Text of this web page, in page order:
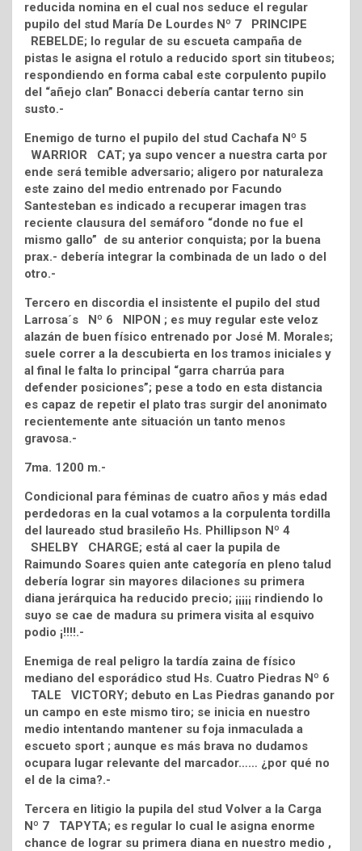
reducida nomina en el cual nos seduce el regular
pupilo del stud María De Lourdes Nº 7 PRINCIPE
REBELDE; lo regular de su escueta campaña de
pistas le asigna el rotulo a reducido sport sin titubeos;
respondiendo en forma cabal este corpulento pupilo
del “añejo clan” Bonacci debería cantar terno sin
susto.-
Enemigo de turno el pupilo del stud Cachafa Nº 5
WARRIOR CAT; ya supo vencer a nuestra carta por
ende será temible adversario; aligero por naturaleza
este zaino del medio entrenado por Facundo
Santesteban es indicado a recuperar imagen tras
reciente clausura del semáforo “donde no fue el
mismo gallo” de su anterior conquista; por la buena
prax.- debería integrar la combinada de un lado o del
otro.-
Tercero en discordia el insistente el pupilo del stud
Larrosa´s Nº 6 NIPON ; es muy regular este veloz
alazán de buen físico entrenado por José M. Morales;
suele correr a la descubierta en los tramos iniciales y
al final le falta lo principal “garra charrúa para
defender posiciones”; pese a todo en esta distancia
es capaz de repetir el plato tras surgir del anonimato
recientemente ante situación un tanto menos
gravosa.-
7ma. 1200 m.-
Condicional para féminas de cuatro años y más edad
perdedoras en la cual votamos a la corpulenta tordilla
del laureado stud brasileño Hs. Phillipson Nº 4
SHELBY CHARGE; está al caer la pupila de
Raimundo Soares quien ante categoría en pleno talud
debería lograr sin mayores dilaciones su primera
diana jerárquica ha reducido precio; ¡¡¡¡¡ rindiendo lo
suyo se cae de madura su primera visita al esquivo
podio ¡!!!!.-
Enemiga de real peligro la tardía zaina de físico
mediano del esporádico stud Hs. Cuatro Piedras Nº 6
TALE VICTORY; debuto en Las Piedras ganando por
un campo en este mismo tiro; se inicia en nuestro
medio intentando mantener su foja inmaculada a
escueto sport ; aunque es más brava no dudamos
ocupara lugar relevante del marcador…… ¿por qué no
el de la cima?.-
Tercera en litigio la pupila del stud Volver a la Carga
Nº 7 TAPYTA; es regular lo cual le asigna enorme
chance de lograr su primera diana en nuestro medio ,